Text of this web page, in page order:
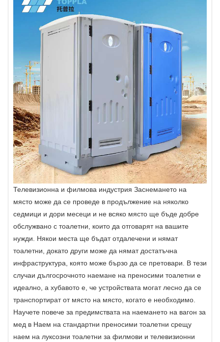
Телевизионна и филмова индустрия Заснемането на
място може да се проведе в продължение на няколко
седмици и дори месеци и не всяко място ще бъде добре
обслужвано с тоалетни, които да отговарят на вашите
нужди. Някои места ще бъдат отдалечени и нямат
тоалетни, докато други може да нямат достатъчна
инфраструктура, която може бързо да се претовари. В тези
случаи дългосрочното наемане на преносими тоалетни е
идеално, а хубавото е, че устройствата могат лесно да се
транспортират от място на място, когато е необходимо.
Научете повече за предимствата на наемането на вагон за
мед в Наем на стандартни преносими тоалетни срещу
наем на луксозни тоалетни за филмови и телевизионни